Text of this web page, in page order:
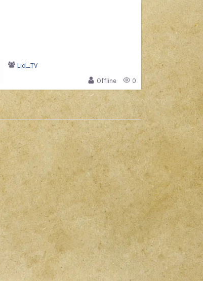
Lid_TV
Offline
0